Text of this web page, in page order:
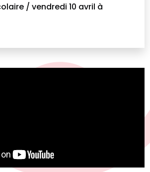
/ vendredi 10 avril à